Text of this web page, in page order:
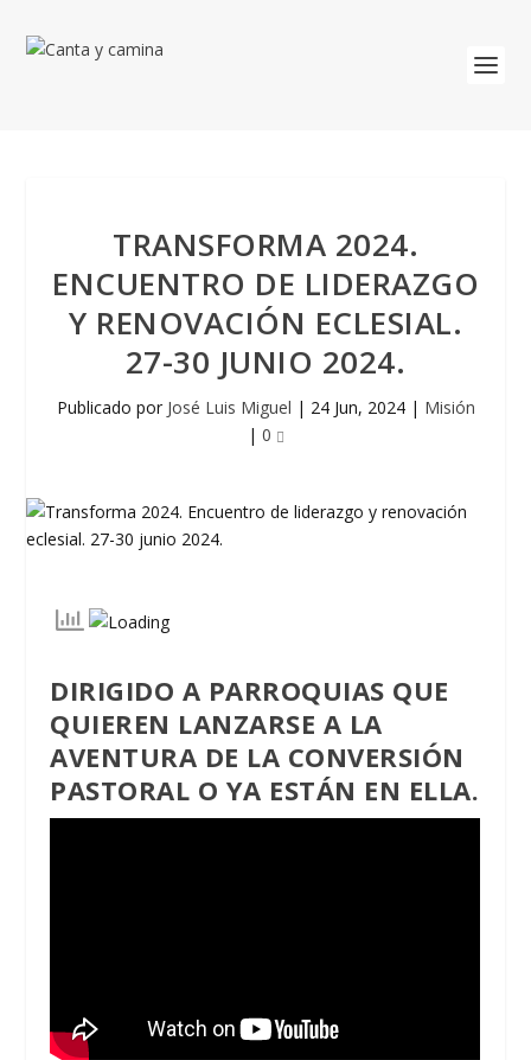
TRANSFORMA 2024.
ENCUENTRO DE LIDERAZGO
Y RENOVACIÓN ECLESIAL.
27-30 JUNIO 2024.
Publicado por José Luis Miguel | 24 Jun, 2024| Misión
| 0
DIRIGIDO A PARROQUIAS QUE
QUIEREN LANZARSE A LA
AVENTURA DE LA CONVERSIÓN
PASTORAL O YA ESTÁN EN ELLA.